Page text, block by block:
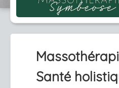
Santé